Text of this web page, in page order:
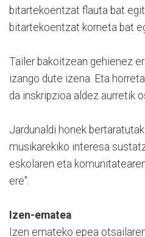
bitartekoentzat flauta bat
bitartekoentzat korneta bat
Tailer bakoitzean gehienez
izango dute izena. Eta
da inskripzioa aldez aurretik
Jardunaldi honek
musikarekiko interesa
eskolaren eta
ere".
Izen-ematea
Izen emateko epea